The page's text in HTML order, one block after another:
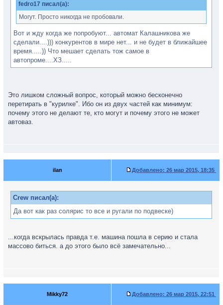
fedro17 писал(а):
Могут. Просто никогда не пробовали.
Вот и жду когда же попробуют... автомат Калашникова же
сделали....))) конкурентов в мире нет... и не будет в ближайшее
время.....)) Что мешает сделать тож самое в
автопроме....ХЗ.....
Это лишком сложный вопрос, который можно бесконечно
перетирать в "курилке". Ибо он из двух частей как минимум:
почему этого не делают те, кто могут и почему этого не может
автоваз.
ilan Добавлено: 26 мар 2015, 18:35
Crew писал(а):
Да вот как раз солярис то все и ругали по подвеске)
...когда вскрылась правда т.е. машина пошла в серию и стала
массово биться. а до этого было всё замечательно...
Mikky72 Добавлено: 26 мар 2015, 22:51